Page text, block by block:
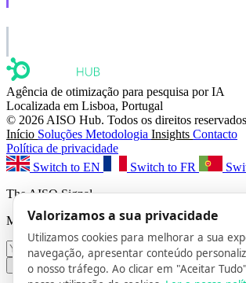
Agência de otimização para pesquisa por IA
Localizada em Lisboa, Portugal
© 2026 AISO Hub. Todos os direitos reservados
Início Soluções Metodologia Insights Contacto
Política de privacidade
Switch to EN
Switch to FR
The AISO Signal
Monthly AI search insights. No spam.
Subscribe
Valorizamos a sua privacidade
Utilizamos cookies para melhorar a sua
navegação, apresentar conteúdo
o nosso tráfego. Ao clicar em "Aceitar